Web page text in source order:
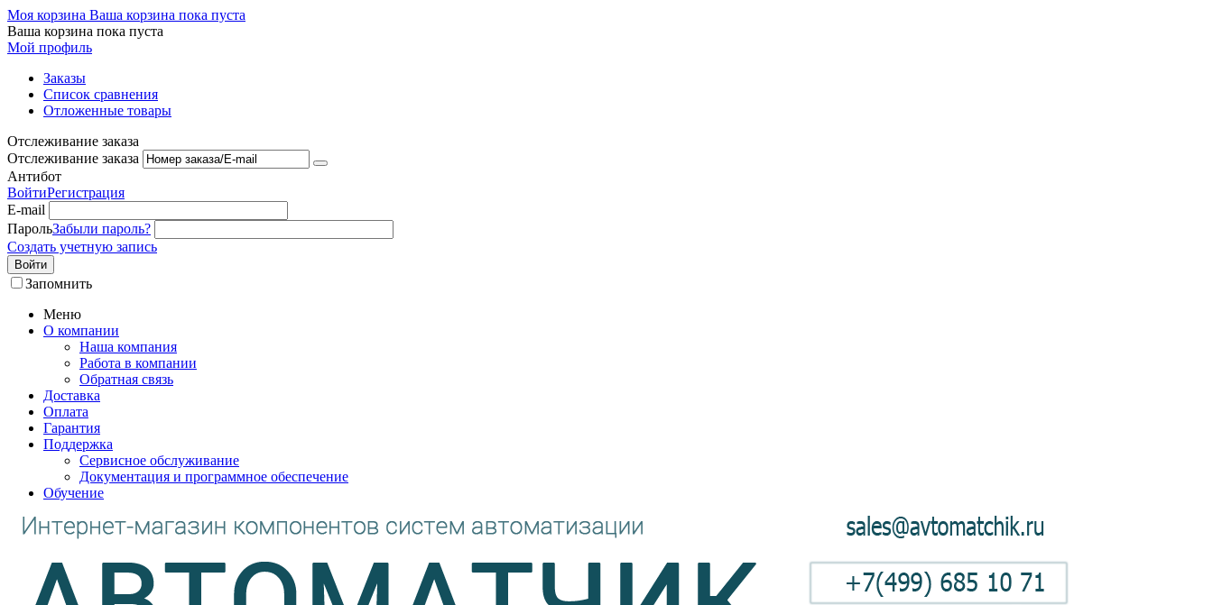
Моя корзина Ваша корзина пока пуста
Ваша корзина пока пуста
Мой профиль
Заказы
Список сравнения
Отложенные товары
Отслеживание заказа
Отслеживание заказа
Антибот
ВойтиРегистрация
E-mail
ПарольЗабыли пароль?
Создать учетную запись
Войти
Запомнить
Меню
О компании
Наша компания
Работа в компании
Обратная связь
Доставка
Оплата
Гарантия
Поддержка
Сервисное обслуживание
Документация и программное обеспечение
Обучение